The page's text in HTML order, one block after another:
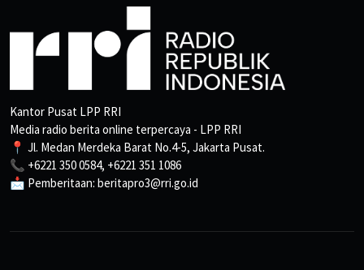
Kantor Pusat LPP RRI
Media radio berita online terpercaya - LPP RRI
📍 Jl. Medan Merdeka Barat No.4-5, Jakarta Pusat.
📞 +6221 350 0584, +6221 351 1086
📩 Pemberitaan: beritapro3@rri.go.id